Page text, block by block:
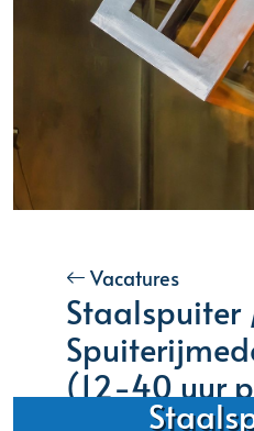
Vacatures
Staalspuiter
(12-40 uur